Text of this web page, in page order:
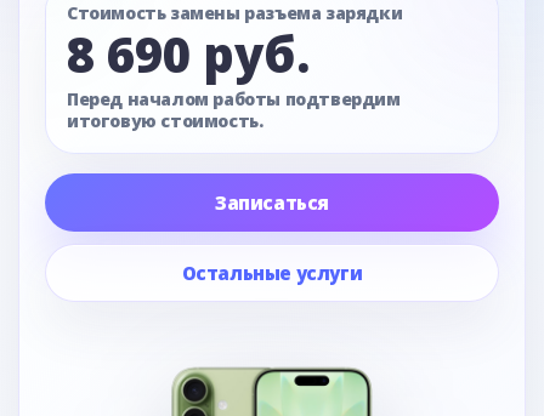
Стоимость замены разъема зарядки
8 690 руб.
Перед началом работы подтвердим
итоговую стоимость.
Записаться
Остальные услуги